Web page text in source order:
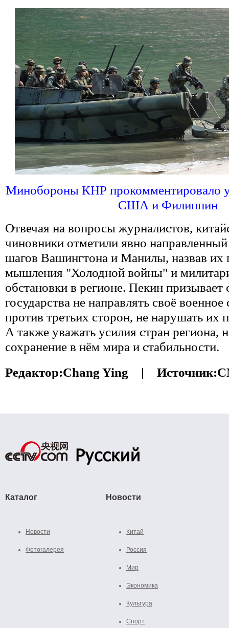
Минобороны КНР прокомментировало
США и Филиппин
Отвечая на вопросы журналистов,
чиновники отметили явно направленный
шагов Вашингтона и Манилы, назвав их
мышления "Холодной войны" и
обстановки в регионе. Пекин
государства не направлять своё
против третьих сторон, не нарушать их
А также уважать усилия стран региона,
сохранение в нём мира и стабильности.
Редактор:Chang Ying | Источник:
Каталог
Новости
Фотогалерея
Новости
Китай
Россия
Мир
Экономика
Культура
Спорт